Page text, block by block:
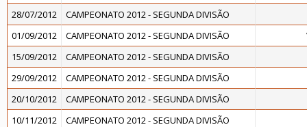
28/07/2012
CAMPEONATO 2012 - SEGUNDA DIVISÃO
01/09/2012
CAMPEONATO 2012 - SEGUNDA DIVISÃO
15/09/2012
CAMPEONATO 2012 - SEGUNDA DIVISÃO
29/09/2012
CAMPEONATO 2012 - SEGUNDA DIVISÃO
20/10/2012
CAMPEONATO 2012 - SEGUNDA DIVISÃO
10/11/2012
CAMPEONATO 2012 - SEGUNDA DIVISÃO